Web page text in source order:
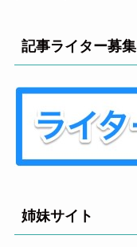
記事ライター募集
姉妹サイト